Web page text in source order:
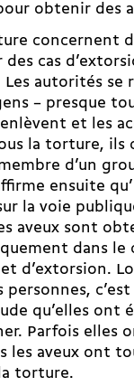
obtenir des
concernent
cas
Les autorités se
– presque
et les
la torture, ils
d’un
ensuite
la voie
aveux sont
dans le
d’extorsion.
personnes,
qu’elles ont
Parfois elles
les aveux ont
torture.